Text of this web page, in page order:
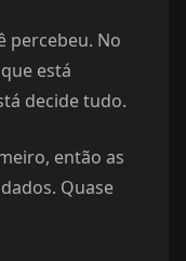
percebeu. No
está
decide tudo.
então as
Quase